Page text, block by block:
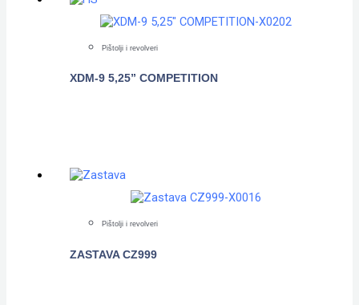
Pištolji i revolveri
XDM-9 5,25” COMPETITION
Pištolji i revolveri
ZASTAVA CZ999